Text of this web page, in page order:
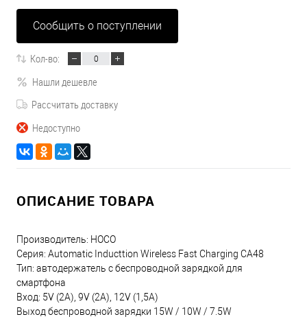
Сообщить о поступлении
Кол-во:
Нашли дешевле
Рассчитать доставку
Недоступно
ОПИСАНИЕ ТОВАРА
Производитель: HOCO
Серия: Automatic Inducttion Wireless Fast Charging CA48
Тип: автодержатель с беспроводной зарядкой для
смартфона
Вход: 5V (2A), 9V (2A), 12V (1,5A)
Выход беспроводной зарядки 15W / 10W / 7.5W